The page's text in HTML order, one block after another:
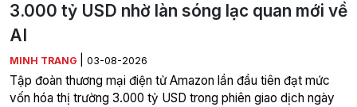
3.000 tỷ USD nhờ làn sóng lạc quan mới về
AI
MINH TRANG 03-08-2026
Tập đoàn thương mại điện tử Amazon lần đầu tiên đạt mức
vốn hóa thị trường 3.000 tỷ USD trong phiên giao dịch ngày